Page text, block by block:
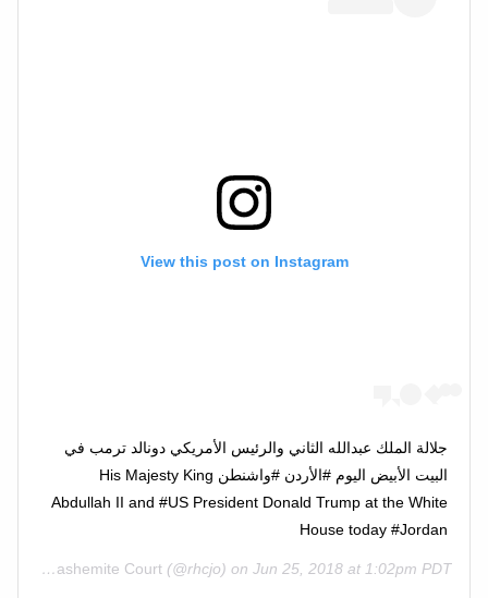
View this post on Instagram
جلالة الملك عبدالله الثاني والرئيس الأمريكي دونالد ترمب في
البيت الأبيض اليوم #الأردن #واشنطن His Majesty King
Abdullah II and #US President Donald Trump at the White
House today #Jordan
Royal Hashemite Court (@rhcjo) on Jun 25, 2018 at 1:02pm PDT